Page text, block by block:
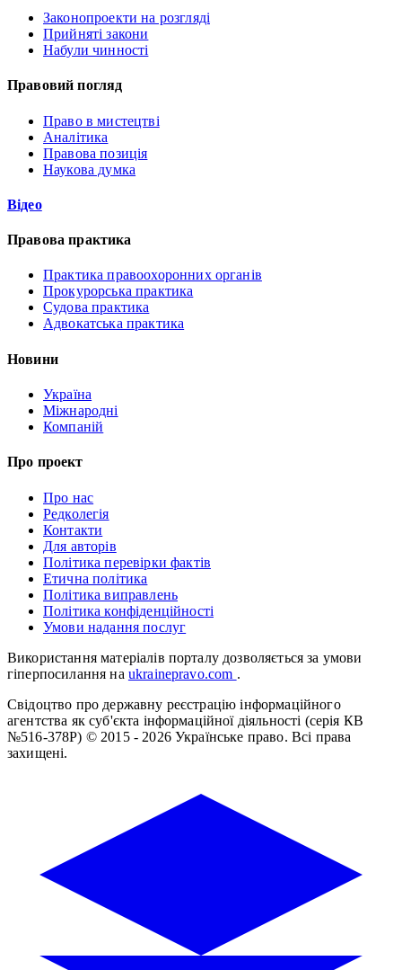
Законопроекти на розгляді
Прийняті закони
Набули чинності
Правовий погляд
Право в мистецтві
Аналітика
Правова позиція
Наукова думка
Відео
Правова практика
Практика правоохоронних органів
Прокурорська практика
Судова практика
Адвокатська практика
Новини
Україна
Міжнародні
Компаній
Про проект
Про нас
Редколегія
Контакти
Для авторів
Політика перевірки фактів
Етична політика
Політика виправлень
Політика конфіденційності
Умови надання послуг
Використання матеріалів порталу дозволяється за умови
гіперпосилання на ukrainepravo.com .
Свідоцтво про державну реєстрацію інформаційного
агентства як суб'єкта інформаційної діяльності (серія КВ
№516-378Р) © 2015 - 2026 Українське право. Всі права
захищені.